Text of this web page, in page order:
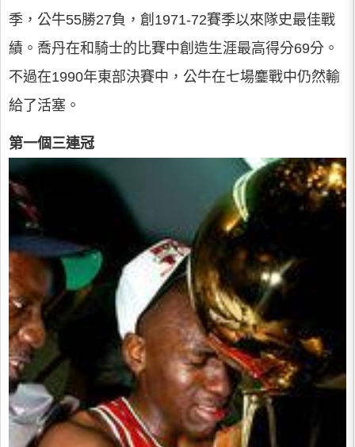
季，公牛55勝27負，創1971-72賽季以來隊史最佳戰
績。喬丹在和騎士的比賽中創造生涯最高得分69分。
不過在1990年東部決賽中，公牛在七場鏖戰中仍然輸
給了活塞。
第一個三連冠